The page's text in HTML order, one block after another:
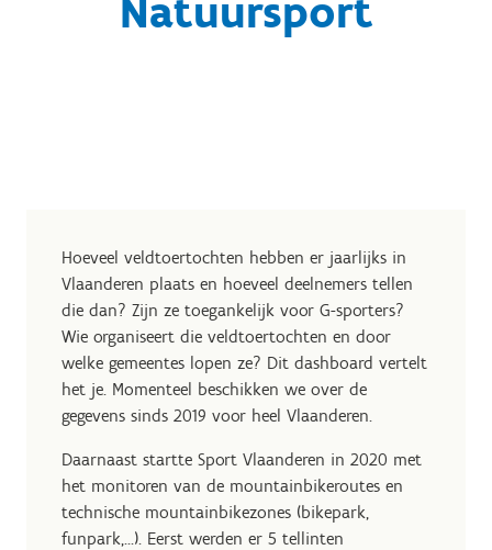
Natuursport
Hoeveel veldtoertochten hebben er jaarlijks in
Vlaanderen plaats en hoeveel deelnemers tellen
die dan? Zijn ze toegankelijk voor G-sporters?
Wie organiseert die veldtoertochten en door
welke gemeentes lopen ze? Dit dashboard vertelt
het je. Momenteel beschikken we over de
gegevens sinds 2019 voor heel Vlaanderen.
Daarnaast startte Sport Vlaanderen in 2020 met
het monitoren van de mountainbikeroutes en
technische mountainbikezones (bikepark,
funpark,...). Eerst werden er 5 tellinten